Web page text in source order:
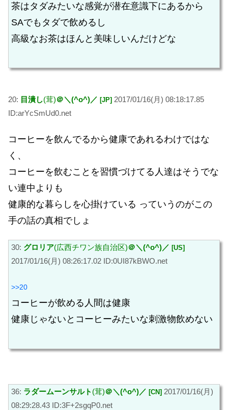
茶はタダみたいな感覚が潜在意識下にあるから
SAでもタダで飲めるし
高級なお茶はほんと美味しいんだけどな
20: 目潰し(茸)＠＼(^o^)／ [JP] 2017/01/16(月) 08:18:17.85
ID:arYcSmUd0.net
コーヒーを飲んでるから健康であれるわけではな
く、
コーヒーを飲むことを習慣づけてる人達はそうでな
い連中よりも
健康的な暮らしを心掛けている っていうのがこの
手の話の真相でしょ
30: グロリア(広西チワン族自治区)＠＼(^o^)／ [US]
2017/01/16(月) 08:26:17.02 ID:0UI87kBWO.net
>>20
コーヒーが飲める人間は健康
健康じゃないとコーヒーみたいな刺激物飲めない
36: ラダームーンサルト (茸)＠＼(^o^)／ [CN] 2017/01/16(月)
08:29:28.43 ID:3F+2sgqP0.net